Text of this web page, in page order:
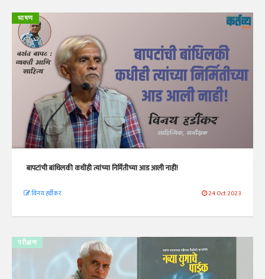
भाषण
बापटांची बांधिलकी कधीही त्यांच्या निर्मितीच्या आड आली नाही!
विनय हर्डीकर 24 Oct 2023
परीक्षण